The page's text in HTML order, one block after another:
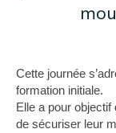
Cette journée
formation initiale.
Elle a pour objectif
de sécuriser leur